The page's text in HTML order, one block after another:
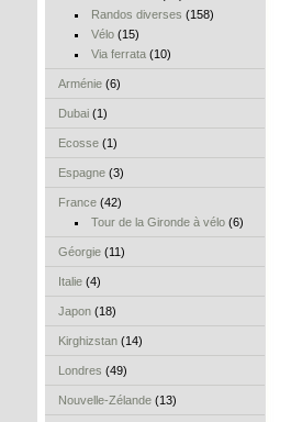
Randos diverses (158)
Vélo(15)
Via ferrata(10)
Arménie (6)
Dubai (1)
Ecosse (1)
Espagne (3)
France (42)
Tour de la Gironde à vélo(6)
Géorgie (11)
Italie (4)
Japon (18)
Kirghizstan (14)
Londres (49)
Nouvelle-Zélande (13)